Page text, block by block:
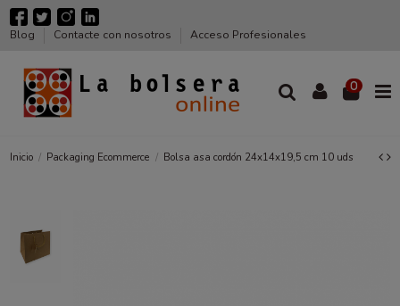
Blog Contacte con nosotros Acceso Profesionales
0
Inicio Packaging Ecommerce Bolsa asa cordón 24x14x19,5 cm 10 uds